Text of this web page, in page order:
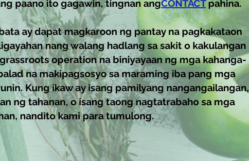
paano ito gagawin, tingnan angCONTACTpahina.
ay dapat magkaroon ng pantay na pagkakataon
nang walang hadlang sa sakit o kakulangan
operation na biniyayaan ng mga kahanga-
na makipagsosyo sa maraming iba pang mga
Kung ikaw ay isang pamilyang nangangailangan,
ng tahanan, o isang taong nagtatrabaho sa mga
nandito kami para tumulong.